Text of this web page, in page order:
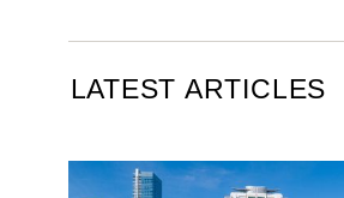
LATEST ARTICLES